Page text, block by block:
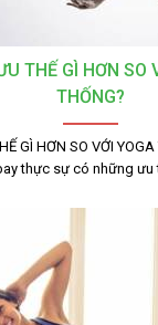
THẾ GÌ HƠN SO
THỐNG?
GÌ HƠN SO VỚI
thực sự có những ưu